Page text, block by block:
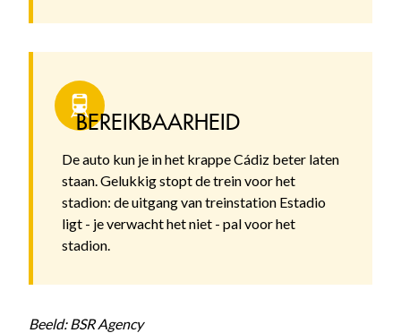
BEREIKBAARHEID
De auto kun je in het krappe Cádiz beter laten
staan. Gelukkig stopt de trein voor het
stadion: de uitgang van treinstation Estadio
ligt - je verwacht het niet - pal voor het
stadion.
Beeld: BSR Agency